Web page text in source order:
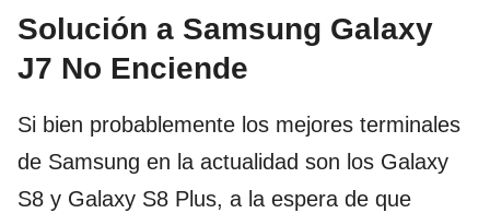
Solución a Samsung Galaxy
J7 No Enciende
Si bien probablemente los mejores terminales
de Samsung en la actualidad son los Galaxy
S8 y Galaxy S8 Plus, a la espera de que